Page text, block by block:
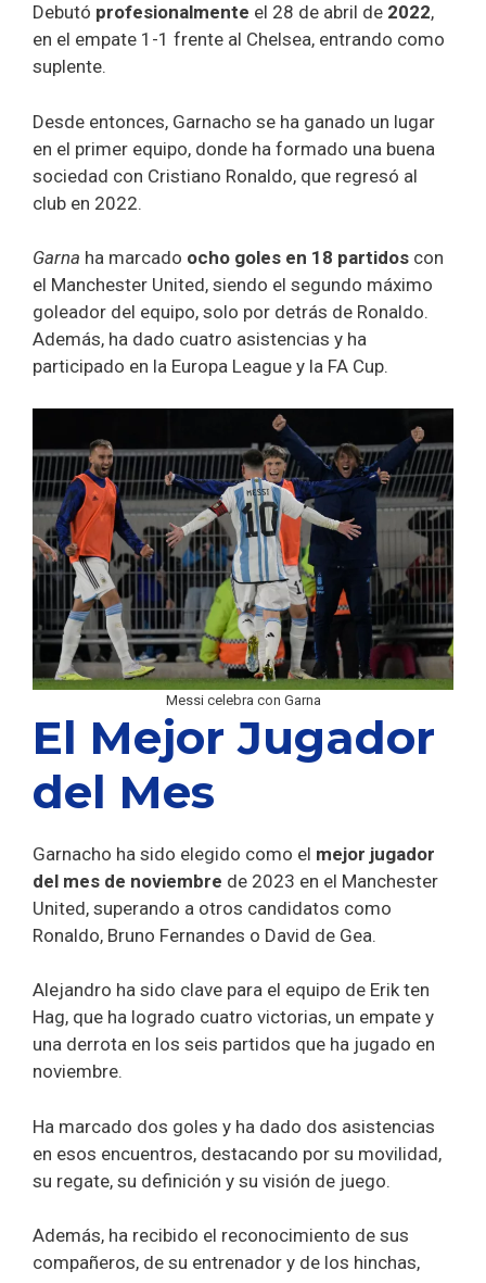
Debutó profesionalmente el 28 de abril de 2022,
en el empate 1-1 frente al Chelsea, entrando como
suplente.
Desde entonces, Garnacho se ha ganado un lugar
en el primer equipo, donde ha formado una buena
sociedad con Cristiano Ronaldo, que regresó al
club en 2022.
Garna ha marcado ocho goles en 18 partidos con
el Manchester United, siendo el segundo máximo
goleador del equipo, solo por detrás de Ronaldo.
Además, ha dado cuatro asistencias y ha
participado en la Europa League y la FA Cup.
Messi celebra con Garna
El Mejor Jugador
del Mes
Garnacho ha sido elegido como el mejor jugador
del mes de noviembre de 2023 en el Manchester
United, superando a otros candidatos como
Ronaldo, Bruno Fernandes o David de Gea.
Alejandro ha sido clave para el equipo de Erik ten
Hag, que ha logrado cuatro victorias, un empate y
una derrota en los seis partidos que ha jugado en
noviembre.
Ha marcado dos goles y ha dado dos asistencias
en esos encuentros, destacando por su movilidad,
su regate, su definición y su visión de juego.
Además, ha recibido el reconocimiento de sus
compañeros, de su entrenador y de los hinchas,